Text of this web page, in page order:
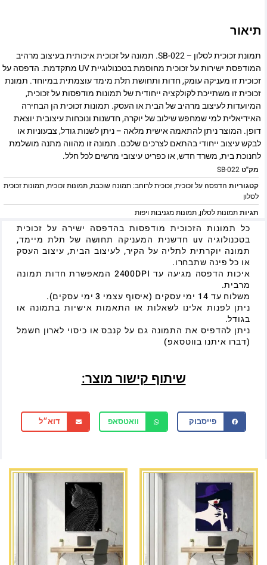
תיאור
תמונת זכוכית לסלון – SB-022. תמונה על זכוכית איכותית בעיצוב מרהיב
המודפסת ישירות על זכוכית מחוסמת בטכנולוגיית UV מתקדמת. הדפסה על
זכוכית זו מעניקה עומק, חדות ותחושת תלת מימד עוצמתית במיוחד. תמונת
זכוכית זו משתייכת לקולקציה ייחודית של תמונות מודפסות על זכוכית,
המיועדות לעיצוב מרהיב של הבית או העסק. תמונות זכוכית הן הבחירה
האידיאלית למי שמחפש שילוב של יוקרה, חדשנות ונוכחות עיצובית יוצאת
דופן. המוצר ניתן להתאמה אישית מלאה – ניתן לשנות גודל, צבעוניות או
לבקש עיצוב ייחודי בהתאם לצרכים שלכם. תמונה זו מהווה מתנה מושלמת
לחנוכת בית, משרד חדש, או כפריט עיצובי מרשים לכל חלל.
מק"טSB-022
קטגוריות הדפסה על זכוכית,זכוכית לרוחב: תמונה שוכבת,תמונות זכוכית,תמונות זכוכית
לסלון
תגיותתמונות לסלון,תמונות מגניבות ויפות
כל תמונות הזכוכית מודפסות בהדפסה ישירה על זכוכית
בטכנולוגיה uv חדשנית המעניקה תחושה של תלת מיימד,
תמונה יוקרתית לתליה על הקיר, לעיצוב הבית, עיצוב העסק
או כל פינה שתבחרו.
איכות הדפסה מגיעה עד 2400DPI המאפשרת חדות תמונה
מרבית.
משלוח עד 14 ימי עסקים (איסוף עצמי 3 ימי עסקים).
ניתן לפנות אלינו לשאלות או התאמות אישיות בתמונה או
בגודל.
ניתן להדפיס את התמונה גם על קנבס או כיסוי לארון חשמל
(דברו איתנו בווטסאפ)
שיתוף קישור מוצר:
פייסבוק וואטסאפ דוא״ל